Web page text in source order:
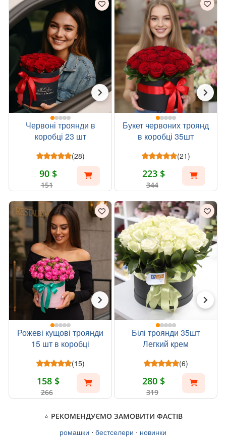
Червоні троянди в
коробці 23 шт
(28)
90 $
151
Букет червоних троянд
в коробці 35шт
(21)
223 $
344
Рожеві кущові троянди
15 шт в коробці
(15)
158 $
266
Білі троянди 35шт
Легкий крем
(6)
280 $
319
⭐ РЕКОМЕНДУЄМО ЗАМОВИТИ ФАСТІВ
ромашки ⋅ бестселери ⋅ новинки